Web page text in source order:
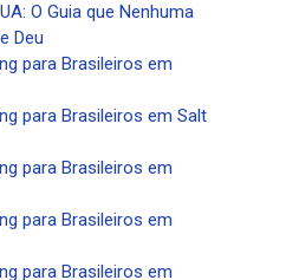
O Guia que Nenhuma
Deu
para Brasileiros em
para Brasileiros em Salt
para Brasileiros em
para Brasileiros em
para Brasileiros em